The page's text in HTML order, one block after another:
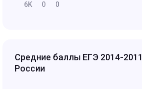
6K 0 0
Средние баллы ЕГЭ 2014-
России